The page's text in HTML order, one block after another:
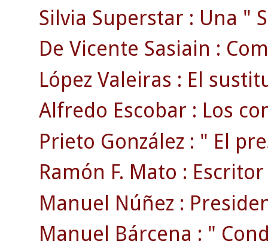
Silvia Superstar : Una "
De Vicente Sasiain :
López Valeiras : El
Alfredo Escobar : Los
Prieto González : " El
Ramón F. Mato :
Manuel Núñez :
Manuel Bárcena : "